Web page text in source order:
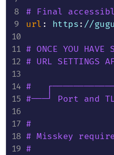
# Final
url : https: //
# ONCE YOU HAVE
# URL SETTINGS
#
#───┘ Port and
#
# Misskey
#